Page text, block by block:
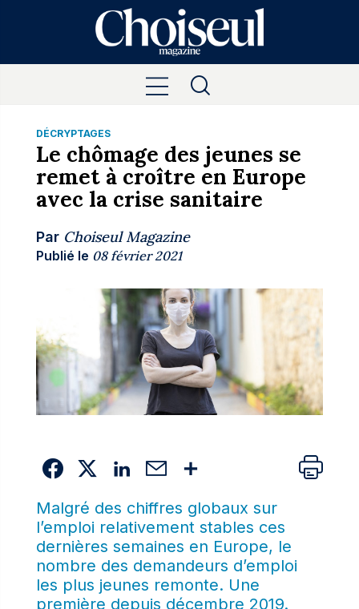
DÉCRYPTAGES
Le chômage des jeunes se
remet à croître en Europe
avec la crise sanitaire
Par Choiseul Magazine
Publié le 08 février 2021
Malgré des chiffres globaux sur
l’emploi relativement stables ces
dernières semaines en Europe, le
nombre des demandeurs d’emploi
les plus jeunes remonte. Une
première depuis décembre 2019.